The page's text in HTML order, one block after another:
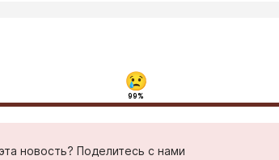
99%
новость? Поделитесь с нами